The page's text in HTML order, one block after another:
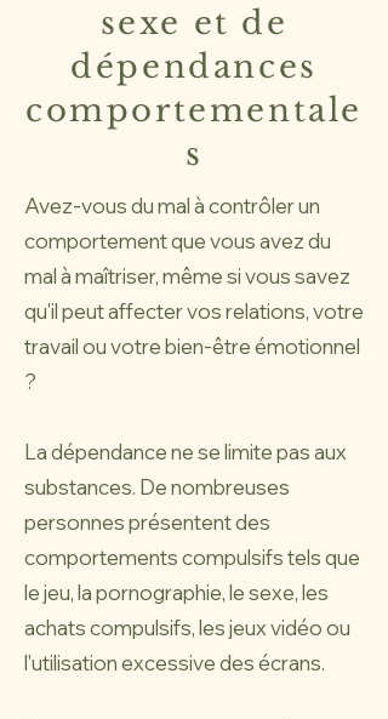
sexe et de
dépendances
comportementale
s
Avez-vous du mal à contrôler un
comportement que vous avez du
mal à maîtriser, même si vous savez
qu'il peut affecter vos relations, votre
travail ou votre bien-être émotionnel
?
La dépendance ne se limite pas aux
substances. De nombreuses
personnes présentent des
comportements compulsifs tels que
le jeu, la pornographie, le sexe, les
achats compulsifs, les jeux vidéo ou
l'utilisation excessive des écrans.